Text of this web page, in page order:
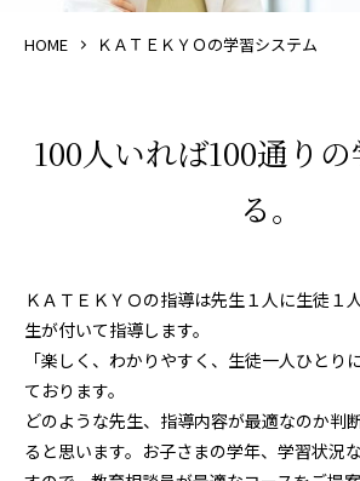
HOME ＫＡＴＥＫＹＯの学習システム
100人いれば100通り
る。
ＫＡＴＥＫＹＯの指導は先生１人に生徒
生が付いて指導します。
「楽しく、わかりやすく、生徒一人ひとり
ております。
どのような先生、指導内容が最適なのか判
ると思います。お子さまの学年、学習状況